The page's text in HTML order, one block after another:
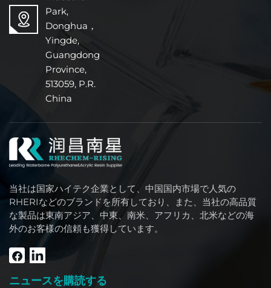
Park,
Donghua，
Yingde,
Guangdong
Province,
513059, P.R.
China
当社は国家ハイテク企業として、中国国内市場で人気の
RHERIなどのブランドを所有しており、また、当社の高品質
な製品は東南アジア、中東、南米、アフリカ、北米などの海
外のお客様の信頼も獲得しています。
ニュースを購読する